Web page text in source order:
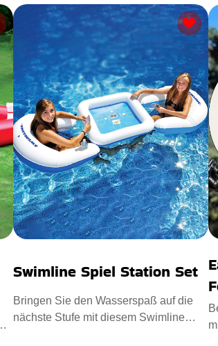
Swimline Spiel Station Set
Bringen Sie den Wasserspaß auf die
nächste Stufe mit diesem Swimline